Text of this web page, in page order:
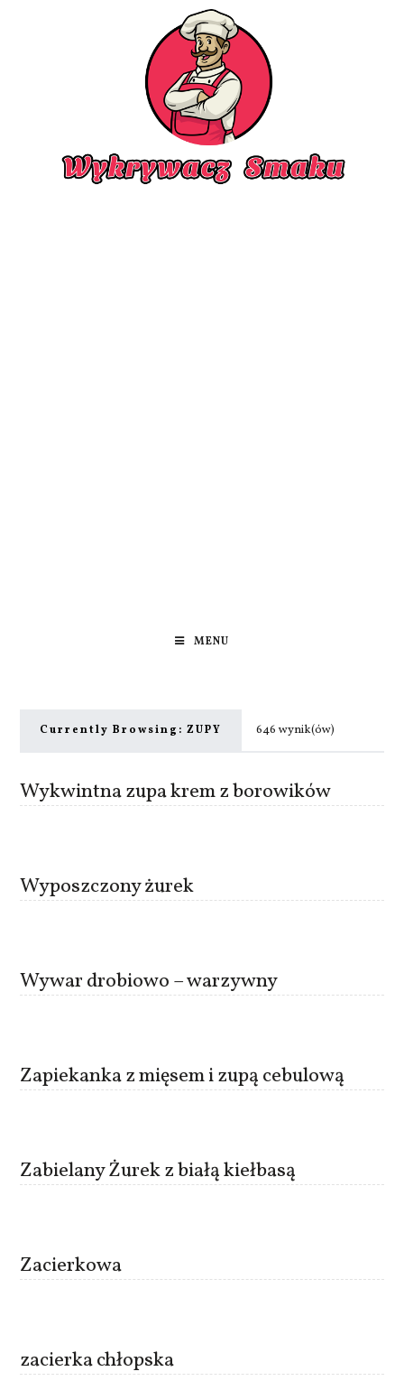
MENU
Currently Browsing: ZUPY 646 wynik(ów)
Wykwintna zupa krem z borowików
Wyposzczony żurek
Wywar drobiowo – warzywny
Zapiekanka z mięsem i zupą cebulową
Zabielany Żurek z białą kiełbasą
Zacierkowa
zacierka chłopska